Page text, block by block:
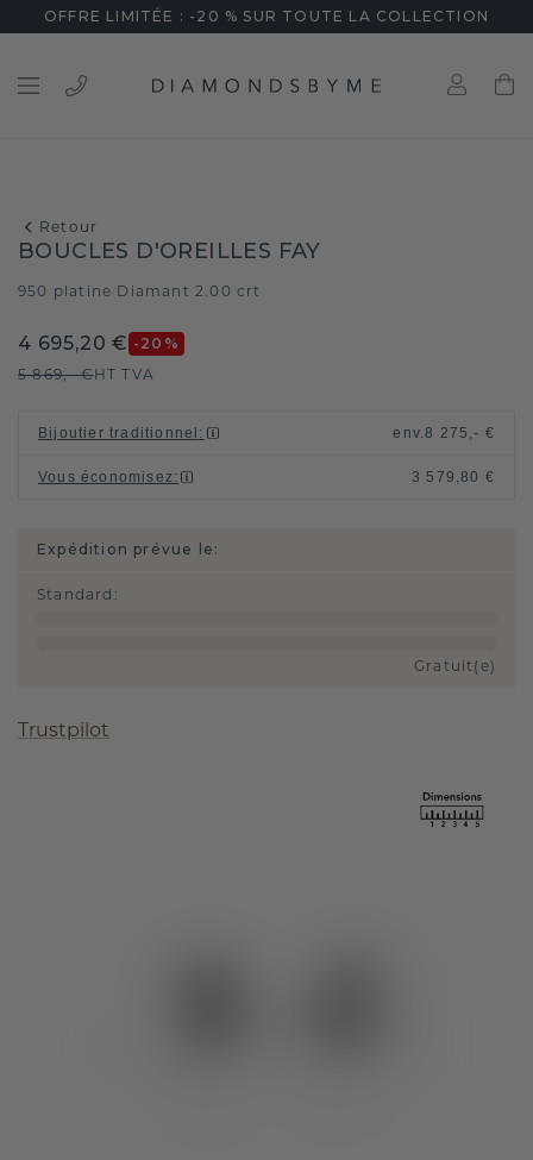
OFFRE LIMITÉE : -20 % SUR TOUTE LA COLLECTION
Retour
BOUCLES D'OREILLES FAY
950 platine Diamant 2.00 crt
4 695,20 € -20 %
5 869,- €HT TVA
Bijoutier traditionnel : env.8 275,- €
Vous économisez: 3 579,80 €
Expédition prévue le:
Standard :
Gratuit(e)
Trustpilot